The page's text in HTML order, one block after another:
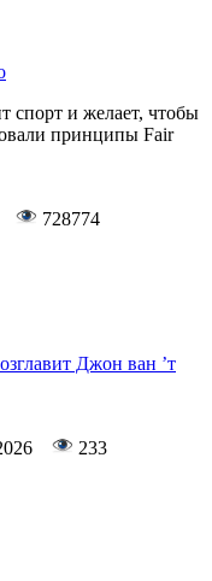
спорт и желает, чтобы
принципы Fair
728774
Джон ван ’т
233